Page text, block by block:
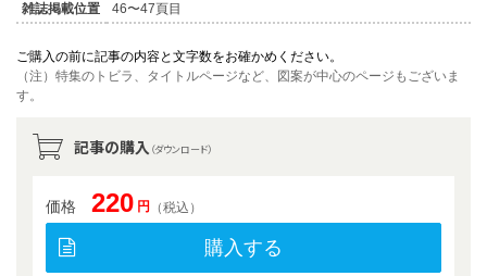
雑誌掲載位置
46〜47頁目
ご購入の前に記事の内容と文字数をお確かめください。
（注）特集のトビラ、タイトルページなど、図案が中心のページもございま
す。
記事の購入 （ダウンロード）
価格 220 円 （税込）
購入する